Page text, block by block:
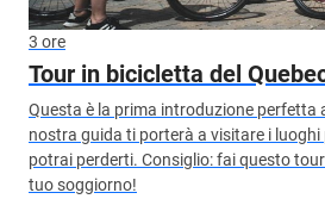
3 ore
Tour in bicicletta del
Questa è la prima introduzione perfetta
nostra guida ti porterà a visitare i luoghi
potrai perderti. Consiglio: fai questo
tuo soggiorno!